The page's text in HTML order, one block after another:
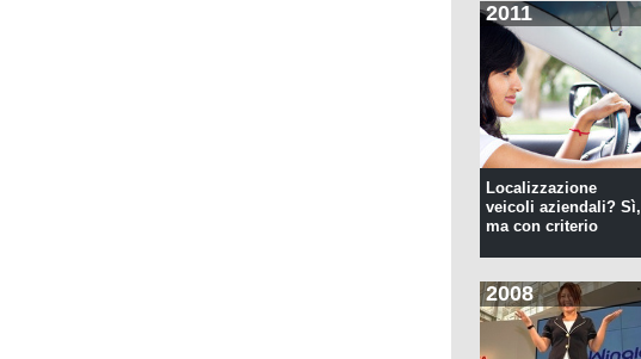
2011
Localizzazione
veicoli aziendali? Sì,
ma con criterio
2008